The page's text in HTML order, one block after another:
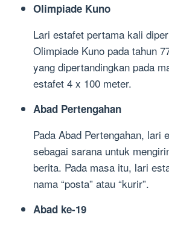
Olimpiade Kuno
Lari estafet pertama kali
Olimpiade Kuno pada tahun
yang dipertandingkan pada
estafet 4 x 100 meter.
Abad Pertengahan
Pada Abad Pertengahan, lari
sebagai sarana untuk
berita. Pada masa itu, lari
nama “posta” atau “kurir”.
Abad ke-19